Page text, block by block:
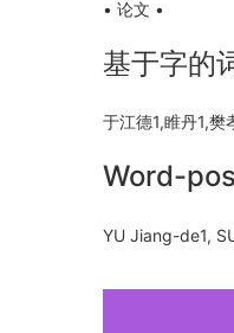
• 论文 •
基于字的
于江德1,睢丹1,
Word-
YU Jiang-de1,